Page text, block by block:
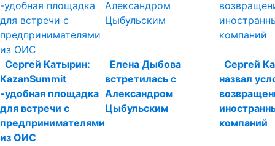
Сергей Катырин:
KazanSummit
-удобная площадка
для встречи с
предпринимателями
из ОИС
Елена Дыбова
встретилась с
Александром
Цыбульским
Сергей
назвал
компаний